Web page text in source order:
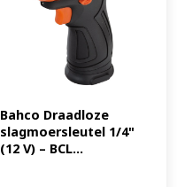
Bahco Draadloze
slagmoersleutel 1/4"
(12 V) – BCL...